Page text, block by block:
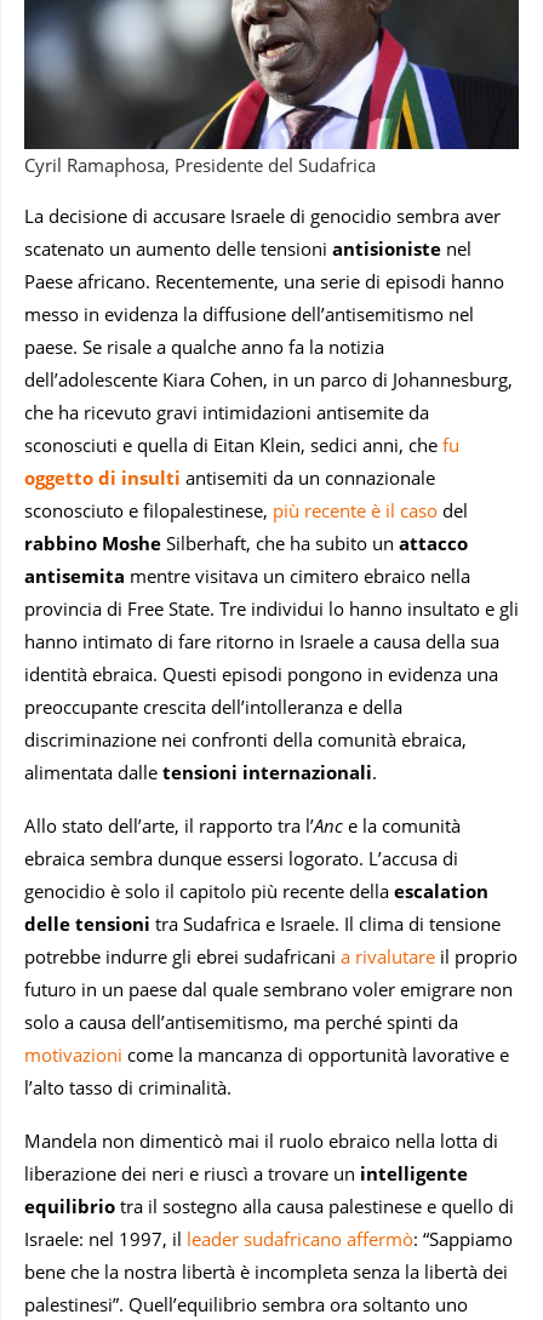
Cyril Ramaphosa, Presidente del Sudafrica
La decisione di accusare Israele di genocidio sembra aver
scatenato un aumento delle tensioni antisioniste nel
Paese africano. Recentemente, una serie di episodi hanno
messo in evidenza la diffusione dell’antisemitismo nel
paese. Se risale a qualche anno fa la notizia
dell’adolescente Kiara Cohen, in un parco di Johannesburg,
che ha ricevuto gravi intimidazioni antisemite da
sconosciuti e quella di Eitan Klein, sedici anni, che fu
oggetto di insulti antisemiti da un connazionale
sconosciuto e filopalestinese, più recente è il caso del
rabbino Moshe Silberhaft, che ha subito un attacco
antisemita mentre visitava un cimitero ebraico nella
provincia di Free State. Tre individui lo hanno insultato e gli
hanno intimato di fare ritorno in Israele a causa della sua
identità ebraica. Questi episodi pongono in evidenza una
preoccupante crescita dell’intolleranza e della
discriminazione nei confronti della comunità ebraica,
alimentata dalle tensioni internazionali.
Allo stato dell’arte, il rapporto tra l’Anc e la comunità
ebraica sembra dunque essersi logorato. L’accusa di
genocidio è solo il capitolo più recente della escalation
delle tensioni tra Sudafrica e Israele. Il clima di tensione
potrebbe indurre gli ebrei sudafricani a rivalutare il proprio
futuro in un paese dal quale sembrano voler emigrare non
solo a causa dell’antisemitismo, ma perché spinti da
motivazioni come la mancanza di opportunità lavorative e
l’alto tasso di criminalità.
Mandela non dimenticò mai il ruolo ebraico nella lotta di
liberazione dei neri e riuscì a trovare un intelligente
equilibrio tra il sostegno alla causa palestinese e quello di
Israele: nel 1997, il leader sudafricano affermò: “Sappiamo
bene che la nostra libertà è incompleta senza la libertà dei
palestinesi”. Quell’equilibrio sembra ora soltanto uno